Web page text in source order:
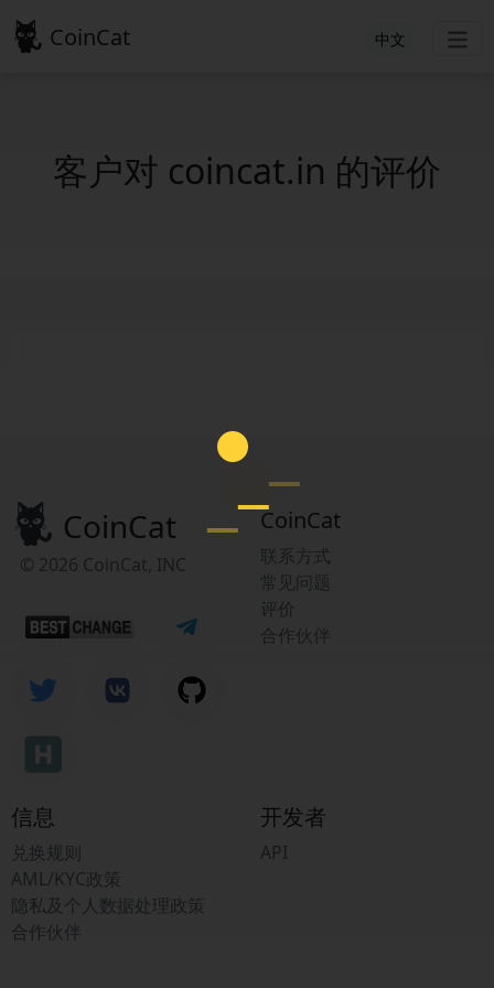
CoinCat 中文
客户对 coincat.in 的评价
CoinCat
© 2026 CoinCat, INC
CoinCat
联系方式
常见问题
评价
合作伙伴
信息
兑换规则
AML/KYC政策
隐私及个人数据处理政策
合作伙伴
开发者
API